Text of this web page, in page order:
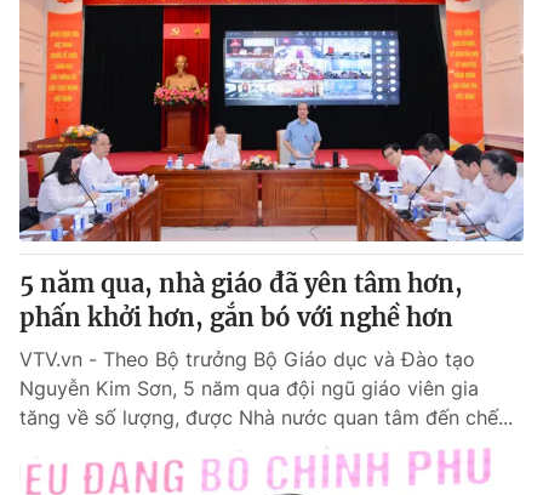
5 năm qua, nhà giáo đã yên tâm hơn,
phấn khởi hơn, gắn bó với nghề hơn
VTV.vn - Theo Bộ trưởng Bộ Giáo dục và Đào tạo
Nguyễn Kim Sơn, 5 năm qua đội ngũ giáo viên gia
tăng về số lượng, được Nhà nước quan tâm đến chế...